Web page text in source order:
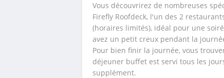
Vous découvrirez de nombreuses
Firefly Roofdeck, l'un des 2
(horaires limités), idéal pour une
avez un petit creux pendant la
Pour bien finir la journée, vous
déjeuner buffet est servi tous les
supplément.